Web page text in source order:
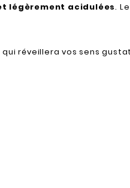
légèrement acidulées. Le
qui réveillera vos sens